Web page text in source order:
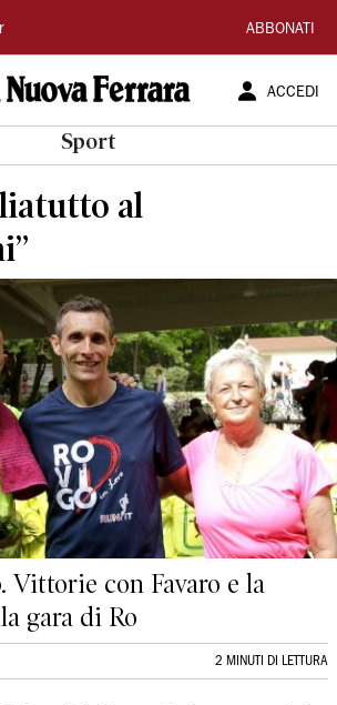
ABBONATI
ACCEDI
Sport
al
Vittorie con Favaro e la
gara di Ro
2 MINUTI DI LETTURA